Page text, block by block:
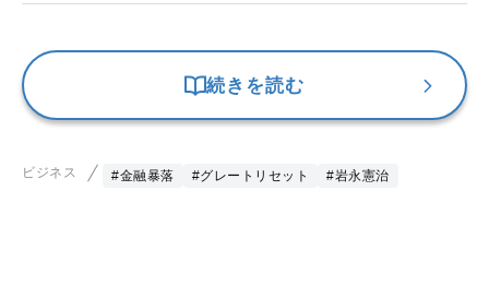
続きを読む
ビジネス #金融暴落 #グレートリセット #岩永憲治